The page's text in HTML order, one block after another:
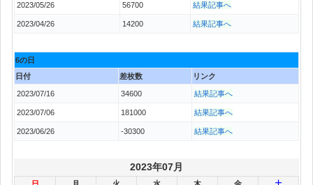
2023/05/26 56700 結果記事へ
2023/04/26 14200 結果記事へ
6の日
日付
差枚数 リンク
2023/07/16 34600 結果記事へ
2023/07/06 181000 結果記事へ
2023/06/26 -30300 結果記事へ
2023年07月